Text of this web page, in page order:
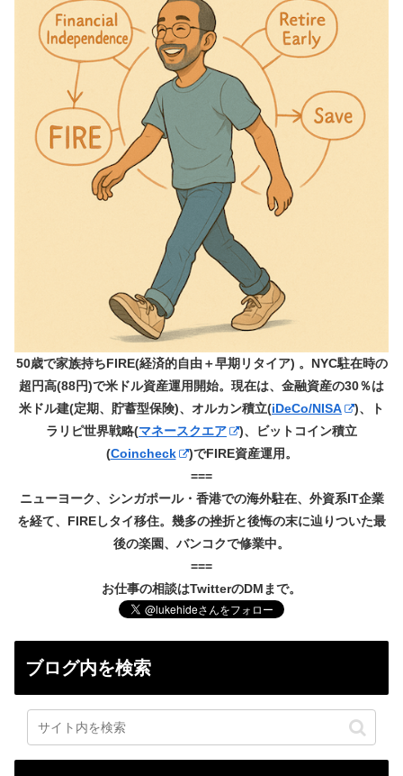
50歳で家族持ちFIRE(経済的自由＋早期リタイア) 。NYC駐在時の
超円高(88円)で米ドル資産運用開始。現在は、金融資産の30％は
米ドル建(定期、貯蓄型保険)、オルカン積立(iDeCo/NISA
)、ト
ラリピ世界戦略(マネースクエア
)、ビットコイン積立
(Coincheck
)でFIRE資産運用。
===
ニューヨーク、シンガポール・香港での海外駐在、外資系IT企業
を経て、FIREしタイ移住。幾多の挫折と後悔の末に辿りついた最
後の楽園、バンコクで修業中。
===
お仕事の相談はTwitterのDMまで。
ブログ内を検索